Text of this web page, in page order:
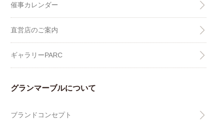
催事カレンダー
直営店のご案内
ギャラリーPARC
グランマーブルについて
ブランドコンセプト